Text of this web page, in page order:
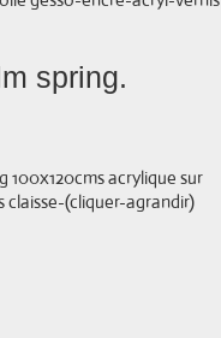
spring.
100x120cms acrylique sur
claisse-(cliquer-agrandir)